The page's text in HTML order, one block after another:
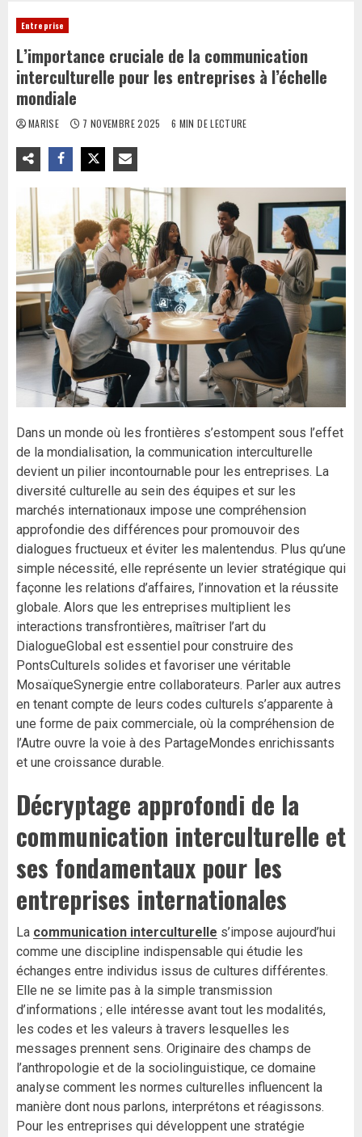
Entreprise
L’importance cruciale de la communication
interculturelle pour les entreprises à l’échelle
mondiale
MARISE 7 NOVEMBRE 2025 6 MIN DE LECTURE
Dans un monde où les frontières s’estompent sous l’effet
de la mondialisation, la communication interculturelle
devient un pilier incontournable pour les entreprises. La
diversité culturelle au sein des équipes et sur les
marchés internationaux impose une compréhension
approfondie des différences pour promouvoir des
dialogues fructueux et éviter les malentendus. Plus qu’une
simple nécessité, elle représente un levier stratégique qui
façonne les relations d’affaires, l’innovation et la réussite
globale. Alors que les entreprises multiplient les
interactions transfrontières, maîtriser l’art du
DialogueGlobal est essentiel pour construire des
PontsCulturels solides et favoriser une véritable
MosaïqueSynergie entre collaborateurs. Parler aux autres
en tenant compte de leurs codes culturels s’apparente à
une forme de paix commerciale, où la compréhension de
l’Autre ouvre la voie à des PartageMondes enrichissants
et une croissance durable.
Décryptage approfondi de la
communication interculturelle et
ses fondamentaux pour les
entreprises internationales
La communication interculturelle s’impose aujourd’hui
comme une discipline indispensable qui étudie les
échanges entre individus issus de cultures différentes.
Elle ne se limite pas à la simple transmission
d’informations ; elle intéresse avant tout les modalités,
les codes et les valeurs à travers lesquelles les
messages prennent sens. Originaire des champs de
l’anthropologie et de la sociolinguistique, ce domaine
analyse comment les normes culturelles influencent la
manière dont nous parlons, interprétons et réagissons.
Pour les entreprises qui développent une stratégie